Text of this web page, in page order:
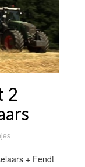
2
+ Fendt